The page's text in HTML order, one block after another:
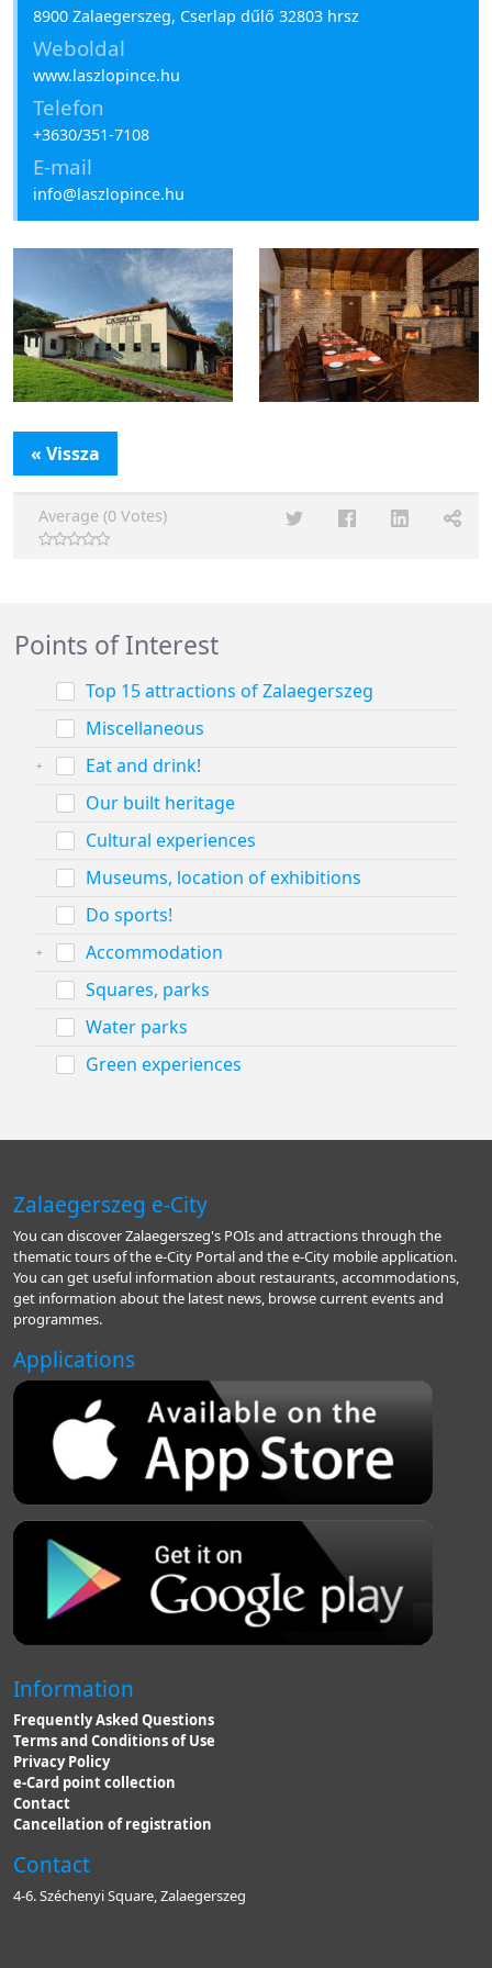
8900 Zalaegerszeg, Cserlap dűlő 32803 hrsz
Weboldal
www.laszlopince.hu
Telefon
+3630/351-7108
E-mail
info@laszlopince.hu
« Vissza
Average (0 Votes)
Points of Interest
Top 15 attractions of Zalaegerszeg
Miscellaneous
Eat and drink!
Our built heritage
Cultural experiences
Museums, location of exhibitions
Do sports!
Accommodation
Squares, parks
Water parks
Green experiences
Zalaegerszeg e-City
You can discover Zalaegerszeg's POIs and attractions through the
thematic tours of the e-City Portal and the e-City mobile application.
You can get useful information about restaurants, accommodations,
get information about the latest news, browse current events and
programmes.
Applications
Information
Frequently Asked Questions
Terms and Conditions of Use
Privacy Policy
e-Card point collection
Contact
Cancellation of registration
Contact
4-6. Széchenyi Square, Zalaegerszeg